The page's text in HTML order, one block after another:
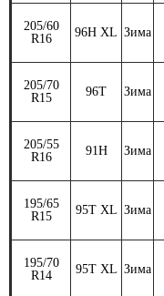
205/60
R16
96H XL Зима
205/70
R15
96T Зима
205/55
R16
91H Зима
195/65
R15
95T XL Зима
195/70
R14
95T XL Зима